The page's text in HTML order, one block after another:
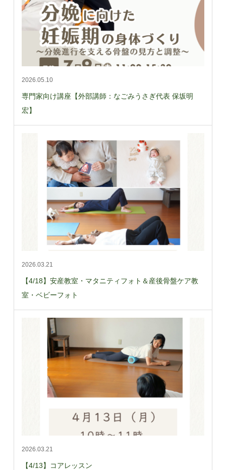
2026.05.10
専門家向け講座【外部講師：なごみうさぎ代表 保坂明
宏】
2026.03.21
【4/18】安産教室・マタニティフォト＆産後骨盤ケア教
室・ベビーフォト
2026.03.21
【4/13】コアレッスン